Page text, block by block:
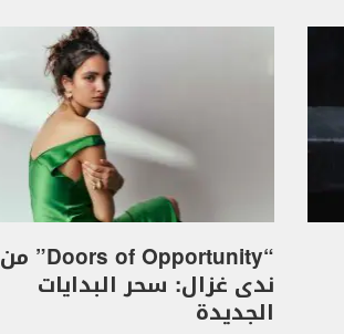
“Doors of Opportunity” من
ندى غزال: سحر البدايات
الجديدة